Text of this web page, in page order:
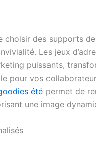
choisir des supports de
Les jeux
puissants,
pour vos
été permet de
une image